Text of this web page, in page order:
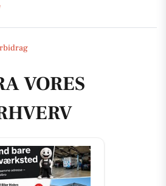
VORES